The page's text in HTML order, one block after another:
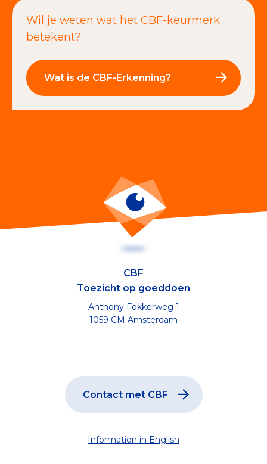
Wil je weten wat het CBF-keurmerk
betekent?
Wat is de CBF-Erkenning?
CBF
Toezicht op goeddoen
Anthony Fokkerweg 1
1059 CM Amsterdam
Contact met CBF
Information in English